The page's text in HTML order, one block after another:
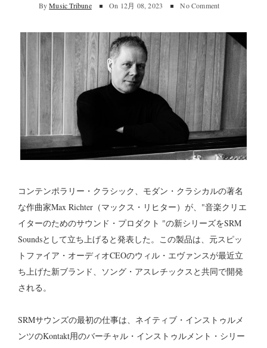
By Music Tribune On 12月 08, 2023 No Comment
コンテンポラリー・クラシック、モダン・クラシカルの著名
な作曲家Max Richter（マックス・リヒター）が、"音楽クリエ
イターのためのサウンド・プロダクト "の新シリーズをSRM
Soundsとして立ち上げると発表した。この製品は、元スピッ
トファイア・オーディオCEOのウィル・エヴァンスが最近立
ち上げた新ブランド、ソング・アスレチックスと共同で開発
される。
SRMサウンズの最初の仕事は、ネイティブ・インストゥルメ
ンツのKontakt用のバーチャル・インストゥルメント・シリー